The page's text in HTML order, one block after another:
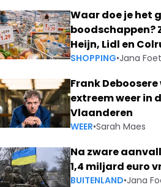
Waar doe je het
boodschappen?
Heijn, Lidl en
SHOPPING•Jana
Frank
extreem weer in
Vlaanderen
WEER•Sarah Maes
Na zware
1,4 miljard euro
BUITENLAND•Jana